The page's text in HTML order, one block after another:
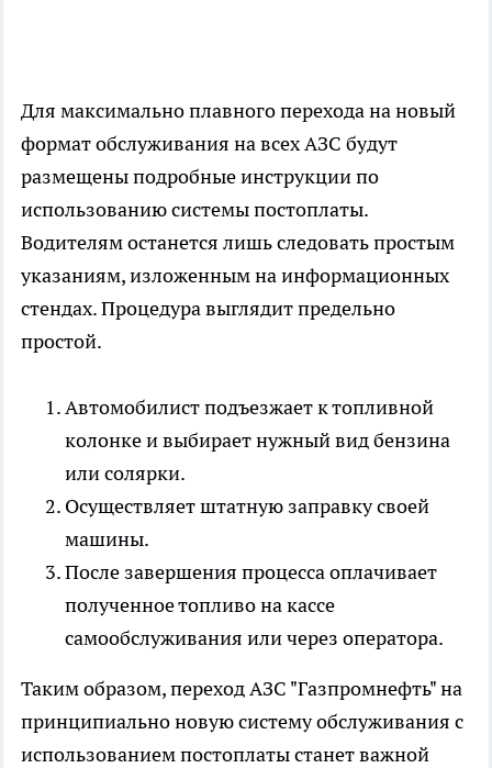
Для максимально плавного перехода на новый
формат обслуживания на всех АЗС будут
размещены подробные инструкции по
использованию системы постоплаты.
Водителям останется лишь следовать простым
указаниям, изложенным на информационных
стендах. Процедура выглядит предельно
простой.
Автомобилист подъезжает к топливной
колонке и выбирает нужный вид бензина
или солярки.
Осуществляет штатную заправку своей
машины.
После завершения процесса оплачивает
полученное топливо на кассе
самообслуживания или через оператора.
Таким образом, переход АЗС "Газпромнефть" на
принципиально новую систему обслуживания с
использованием постоплаты станет важной